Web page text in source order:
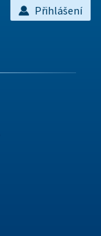
Přihlášení